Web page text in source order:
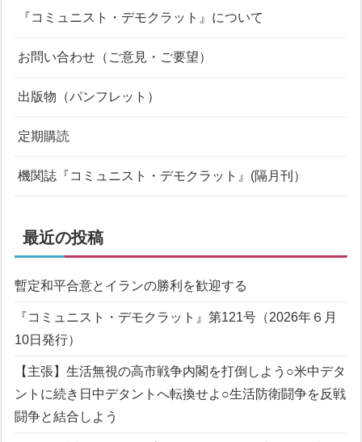
『コミュニスト・デモクラット』について
お問い合わせ（ご意見・ご要望）
出版物（パンフレット）
定期購読
機関誌『コミュニスト・デモクラット』(隔月刊）
最近の投稿
暫定和平合意とイランの勝利を歓迎する
『コミュニスト・デモクラット』第121号（2026年６月
10日発行）
【主張】生活無視の高市戦争内閣を打倒しよう ○米中デタ
ントに続き日中デタントへ転換せよ ○生活防衛闘争を反戦
闘争と結合しよう